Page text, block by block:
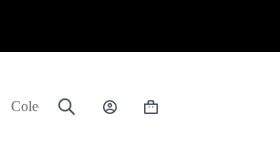
Colección
Carrito